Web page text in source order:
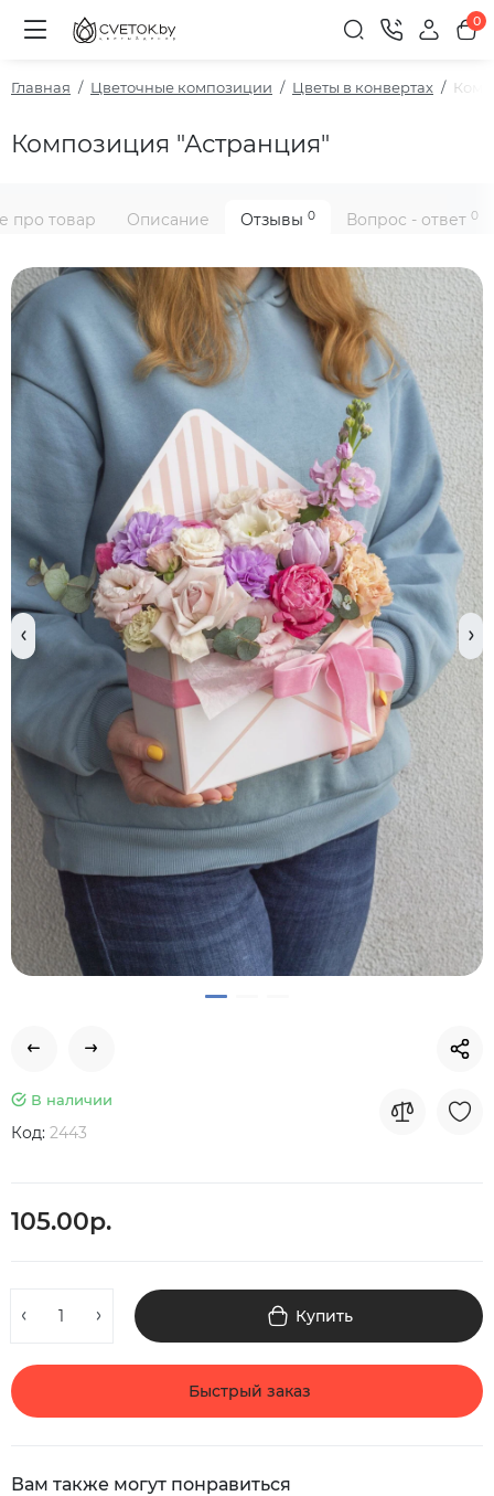
0
Главная Цветочные композиции Цветы в конвертах
Композиция "Астранция"
про товар Описание Отзывы 0 Вопрос - ответ 0
В наличии
Код: 2443
105.00р.
Купить
Быстрый заказ
Вам также могут понравиться